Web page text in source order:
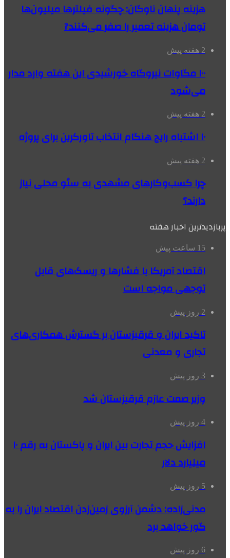
هزینه پنهان ناوگان: چگونه فیلترها میلیون‌ها
تومان هزینه تعمیر را صفر می‌کنند?
2 هفته پیش
۱۰۰ مگاوات نیروگاه‌ خورشیدی این هفته وارد مدار
می‌شود
2 هفته پیش
۱۰ اشتباه رایج هنگام انتخاب تاورکرین برای پروژه
2 هفته پیش
چرا کسب‌وکارهای مشهدی به سئو محلی نیاز
دارند؟
پربازدیدترین اخبار هفته
15 ساعت پیش
اقتصاد آمریکا با فشارها و ریسک‌های قابل
توجهی مواجه است
2 روز پیش
تاکید ایران و قرقیزستان بر گسترش همکاری‌های
تجاری و معدنی
3 روز پیش
وزیر صمت عازم قرقیزستان شد
4 روز پیش
افزایش حجم تجارت بین ایران و پاکستان به رقم ۱۰
میلیارد دلار
5 روز پیش
مدنی‌زاده: دشمن آرزوی زمین‌زدن اقتصاد ایران را به
گور خواهد برد
6 روز پیش